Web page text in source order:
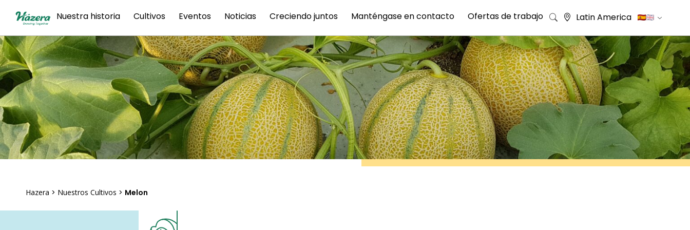
Nuestra historia Cultivos Eventos Noticias Creciendo juntos Manténgase en contacto Ofertas de trabajo Latin America
Buscar:
Hazera > Nuestros Cultivos > Melon